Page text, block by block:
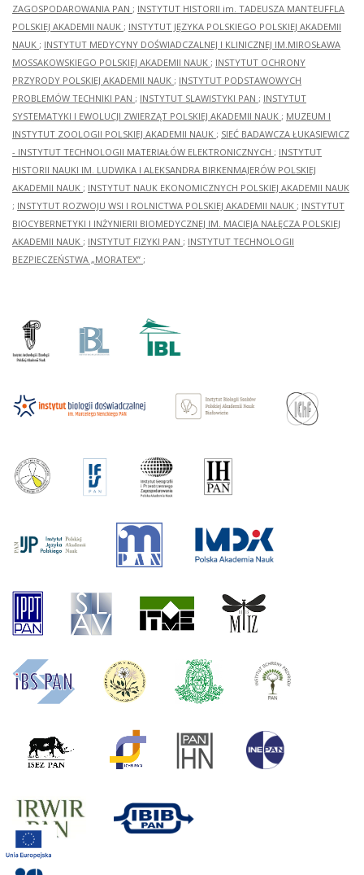
ZAGOSPODAROWANIA PAN ; INSTYTUT HISTORII im. TADEUSZA MANTEUFFLA
POLSKIEJ AKADEMII NAUK ; INSTYTUT JĘZYKA POLSKIEGO POLSKIEJ AKADEMII
NAUK ; INSTYTUT MEDYCYNY DOŚWIADCZALNEJ I KLINICZNEJ IM.MIROSŁAWA
MOSSAKOWSKIEGO POLSKIEJ AKADEMII NAUK ; INSTYTUT OCHRONY
PRZYRODY POLSKIEJ AKADEMII NAUK ; INSTYTUT PODSTAWOWYCH
PROBLEMÓW TECHNIKI PAN ; INSTYTUT SLAWISTYKI PAN ; INSTYTUT
SYSTEMATYKI I EWOLUCJI ZWIERZĄT POLSKIEJ AKADEMII NAUK ; MUZEUM I
INSTYTUT ZOOLOGII POLSKIEJ AKADEMII NAUK ; SIEĆ BADAWCZA ŁUKASIEWICZ
- INSTYTUT TECHNOLOGII MATERIAŁÓW ELEKTRONICZNYCH ; INSTYTUT
HISTORII NAUKI IM. LUDWIKA I ALEKSANDRA BIRKENMAJERÓW POLSKIEJ
AKADEMII NAUK ; INSTYTUT NAUK EKONOMICZNYCH POLSKIEJ AKADEMII NAUK
; INSTYTUT ROZWOJU WSI I ROLNICTWA POLSKIEJ AKADEMII NAUK ; INSTYTUT
BIOCYBERNETYKI I INŻYNIERII BIOMEDYCZNEJ IM. MACIEJA NAŁĘCZA POLSKIEJ
AKADEMII NAUK ; INSTYTUT FIZYKI PAN ; INSTYTUT TECHNOLOGII
BEZPIECZEŃSTWA „MORATEX” ;